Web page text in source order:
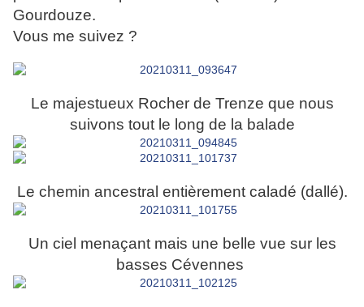
Gourdouze.
Vous me suivez ?
Le majestueux Rocher de Trenze que nous
suivons tout le long de la balade
Le chemin ancestral entièrement caladé (dallé).
Un ciel menaçant mais une belle vue sur les
basses Cévennes